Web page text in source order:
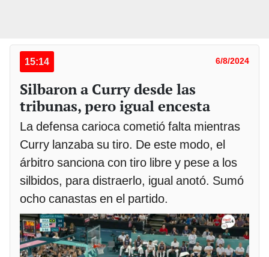
15:14 6/8/2024
Silbaron a Curry desde las
tribunas, pero igual encesta
La defensa carioca cometió falta mientras
Curry lanzaba su tiro. De este modo, el
árbitro sanciona con tiro libre y pese a los
silbidos, para distraerlo, igual anotó. Sumó
ocho canastas en el partido.